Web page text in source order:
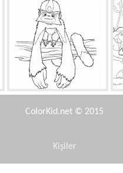
Maymun Dun Dun Dun
ColorKid.net © 2015
Kişiler